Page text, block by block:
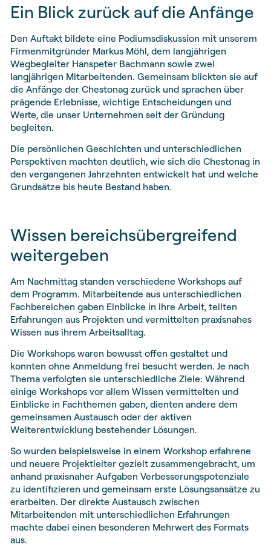
Ein Blick zurück auf die Anfänge
Den Auftakt bildete eine Podiumsdiskussion mit unserem
Firmenmitgründer Markus Möhl, dem langjährigen
Wegbegleiter Hanspeter Bachmann sowie zwei
langjährigen Mitarbeitenden. Gemeinsam blickten sie auf
die Anfänge der Chestonag zurück und sprachen über
prägende Erlebnisse, wichtige Entscheidungen und
Werte, die unser Unternehmen seit der Gründung
begleiten.
Die persönlichen Geschichten und unterschiedlichen
Perspektiven machten deutlich, wie sich die Chestonag in
den vergangenen Jahrzehnten entwickelt hat und welche
Grundsätze bis heute Bestand haben.
Wissen bereichsübergreifend
weitergeben
Am Nachmittag standen verschiedene Workshops auf
dem Programm. Mitarbeitende aus unterschiedlichen
Fachbereichen gaben Einblicke in ihre Arbeit, teilten
Erfahrungen aus Projekten und vermittelten praxisnahes
Wissen aus ihrem Arbeitsalltag.
Die Workshops waren bewusst offen gestaltet und
konnten ohne Anmeldung frei besucht werden. Je nach
Thema verfolgten sie unterschiedliche Ziele: Während
einige Workshops vor allem Wissen vermittelten und
Einblicke in Fachthemen gaben, dienten andere dem
gemeinsamen Austausch oder der aktiven
Weiterentwicklung bestehender Lösungen.
So wurden beispielsweise in einem Workshop erfahrene
und neuere Projektleiter gezielt zusammengebracht, um
anhand praxisnaher Aufgaben Verbesserungspotenziale
zu identifizieren und gemeinsam erste Lösungsansätze zu
erarbeiten. Der direkte Austausch zwischen
Mitarbeitenden mit unterschiedlichen Erfahrungen
machte dabei einen besonderen Mehrwert des Formats
aus.